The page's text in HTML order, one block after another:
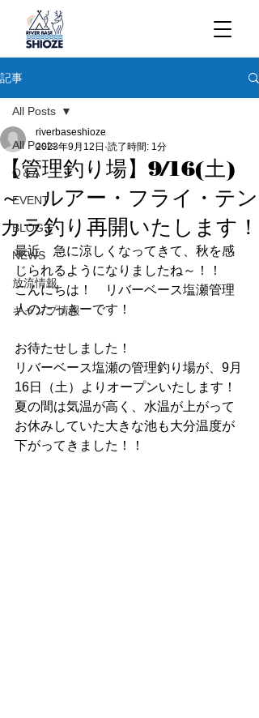
記事
All Posts
Q＆A
EVENT
BLOG
NEWS
放流情報
キャンプ情報
All Posts
【管理釣り場】9/16(土)
～ ルアー・フライ・テン
カラ釣り再開いたします！
riverbaseshioze
2023年9月12日 読了時間: 1分
最近、急に涼しくなってきて、秋を感
じられるようになりましたね～！！
こんにちは！　リバーベース塩瀬管理
人のたっきーです！
お待たせしました！
リバーベース塩瀬の管理釣り場が、9月
16日（土）よりオープンいたします！
夏の間は気温が高く、水温が上がって
お休みしていた大きな池も大分温度が
下がってきました！！